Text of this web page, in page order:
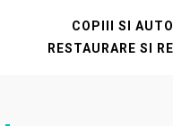
COPIII SI
RESTAURARE SI